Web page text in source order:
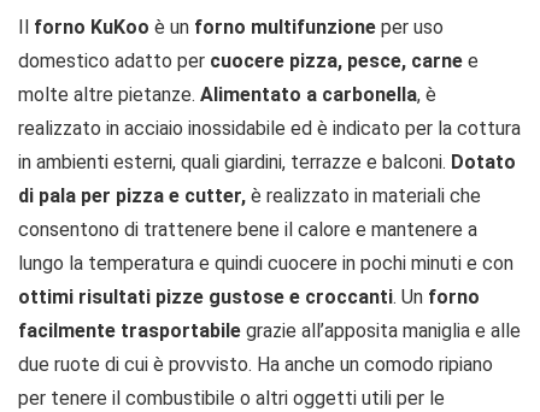
forno KuKoo è un forno multifunzione per uso
domestico adatto per cuocere pizza, pesce, carne e
molte altre pietanze. Alimentato a carbonella, è
realizzato in acciaio inossidabile ed è indicato per la cottura
in ambienti esterni, quali giardini, terrazze e balconi. Dotato
di pala per pizza e cutter, è realizzato in materiali che
consentono di trattenere bene il calore e mantenere a
lungo la temperatura e quindi cuocere in pochi minuti e con
ottimi risultati pizze gustose e croccanti. Un forno
facilmente trasportabile grazie all’apposita maniglia e alle
due ruote di cui è provvisto. Ha anche un comodo ripiano
per tenere il combustibile o altri oggetti utili per le